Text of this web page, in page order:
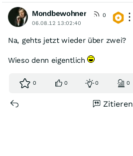
Mondbewohner
0
06.08.12 13:02:40
Na, gehts jetzt wieder über zwei?
Wieso denn eigentlich
0 0 0 0
Zitieren